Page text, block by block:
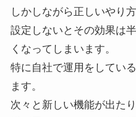
しかしながら正しいやり
設定しないとその効果は
くなってしまいます。
特に自社で運用をしてい
ます。
次々と新しい機能が出た